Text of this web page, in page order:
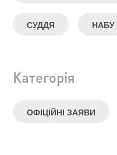
СУДДЯ НАБУ
Категорія
ОФІЦІЙНІ ЗАЯВИ